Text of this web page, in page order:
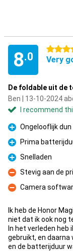
8.0
4 stars
Very
De foldable uit de
Ben | 13-10-2024
I recommend
Pro
Ongelooflijk
Pro
Prima
Pro
Snelladen
Con
Stevig aan de
Con
Camera
Ik heb de Honor
niet dat ik ook nog
In het verleden heb
gebruikt, en
en de batterijduur